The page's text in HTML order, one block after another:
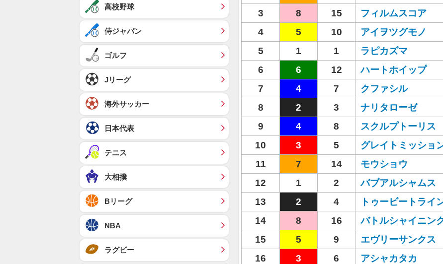
3
8 15 フィルムスコア
4
5 10 アイヲツグモノ
5
1 1 ラピカズマ
6
6 12 ハートホイップ
7
4 7 クファシル
8
2 3 ナリタローゼ
9
4 8 スクルプトーリス
10
3 5 グレイトミッショ
11
7 14 モウショウ
12
1 2 バブアルシャムス
13
2 4 トゥービートライ
14
8 16 バトルシャイニン
15
5 9 エヴリーサンクス
16
3 6 アシャカタカ
高校野球
侍ジャパン
ゴルフ
Jリーグ
海外サッカー
日本代表
テニス
大相撲
Bリーグ
NBA
ラグビー